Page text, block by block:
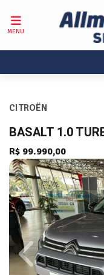
MENU
CITROËN
BASALT 1.0
R$ 99.990,00
Previous